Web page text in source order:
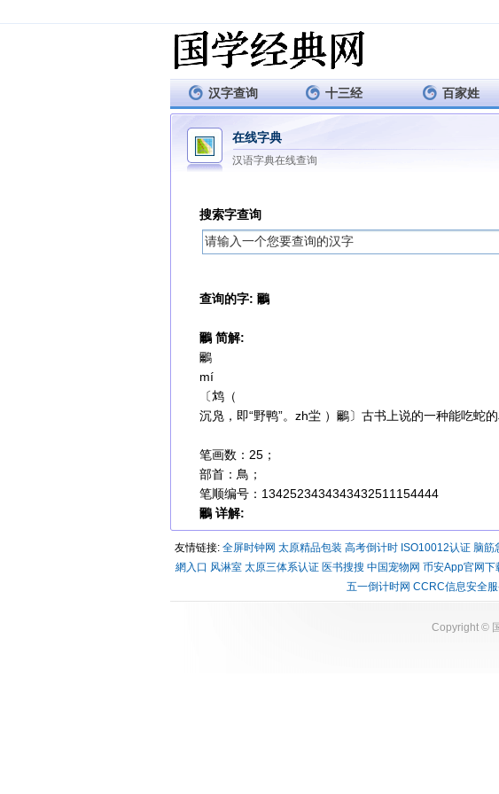
汉字查询 十三经 百家姓
在线字典
汉语字典在线查询
搜索字查询
查询的字: 鸍
鸍 简解:
鸍
mí
〔鸩（
沉凫，即“野鸭”。zh坣 ）鸍〕古书上说的一种能吃蛇的
笔画数：25；
部首：鳥；
笔顺编号：1342523434343432511154444
鸍 详解:
友情链接: 全屏时钟网 太原精品包装 高考倒计时 ISO10012认证 脑筋
網入口 风淋室 太原三体系认证 医书搜搜 中国宠物网 币安App官网下
五一倒计时网 CCRC信息安全
Copyright ©